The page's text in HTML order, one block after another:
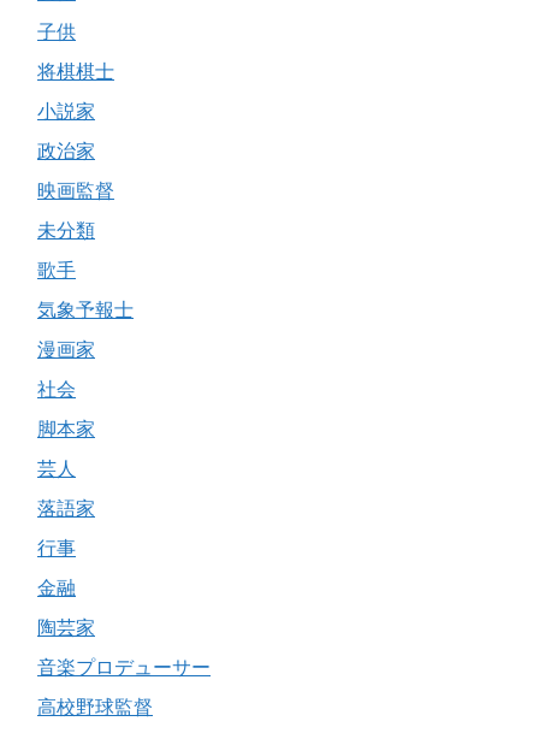
子供
将棋棋士
小説家
政治家
映画監督
未分類
歌手
気象予報士
漫画家
社会
脚本家
芸人
落語家
行事
金融
陶芸家
音楽プロデューサー
高校野球監督